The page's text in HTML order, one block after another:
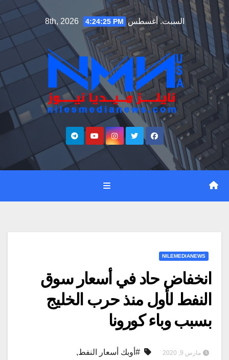
Skip
to
content
السبت. أغسطس 8th, 2026 4:24:26 PM
NILEMEDIANEWS
انخفاض حاد في أسعار سوق
النفط لأول منذ حرب الخليج
بسبب وباء كورونا
مارس 9, 2020 #أوبك أسعار النفط,